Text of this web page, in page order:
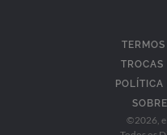
TROCAS
POLÍTICA
©2026 ,